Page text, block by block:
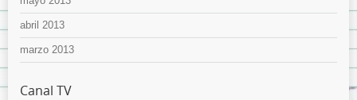
abril 2013
marzo 2013
Canal TV